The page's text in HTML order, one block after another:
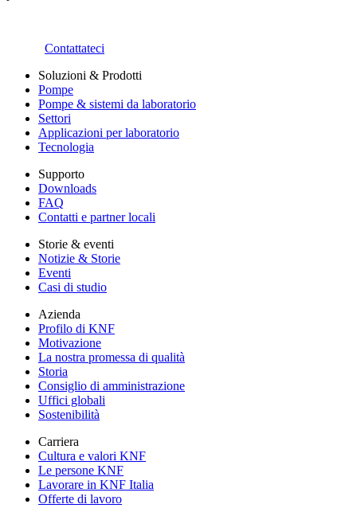
Contattateci
Soluzioni & Prodotti
Pompe
Pompe & sistemi da laboratorio
Settori
Applicazioni per laboratorio
Tecnologia
Supporto
Downloads
FAQ
Contatti e partner locali
Storie & eventi
Notizie & Storie
Eventi
Casi di studio
Azienda
Profilo di KNF
Motivazione
La nostra promessa di qualità
Storia
Consiglio di amministrazione
Uffici globali
Sostenibilità
Carriera
Cultura e valori KNF
Le persone KNF
Lavorare in KNF Italia
Offerte di lavoro